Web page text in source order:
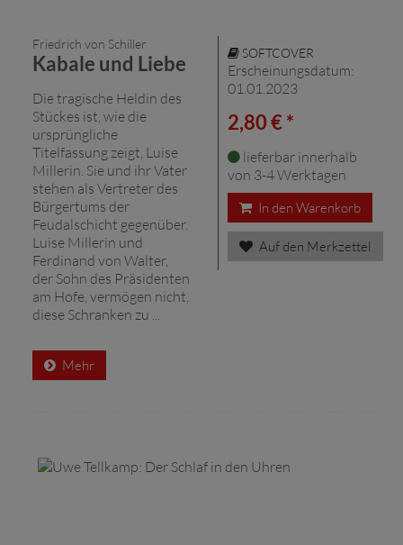
Friedrich von Schiller
Kabale und Liebe
Die tragische Heldin des
Stückes ist, wie die
ursprüngliche
Titelfassung zeigt, Luise
Millerin. Sie und ihr Vater
stehen als Vertreter des
Bürgertums der
Feudalschicht gegenüber.
Luise Millerin und
Ferdinand von Walter,
der Sohn des Präsidenten
am Hofe, vermögen nicht,
diese Schranken zu ...
Mehr
SOFTCOVER
Erscheinungsdatum:
01.01.2023
2,80 € *
lieferbar innerhalb
von 3-4 Werktagen
In den Warenkorb
Auf den Merkzettel